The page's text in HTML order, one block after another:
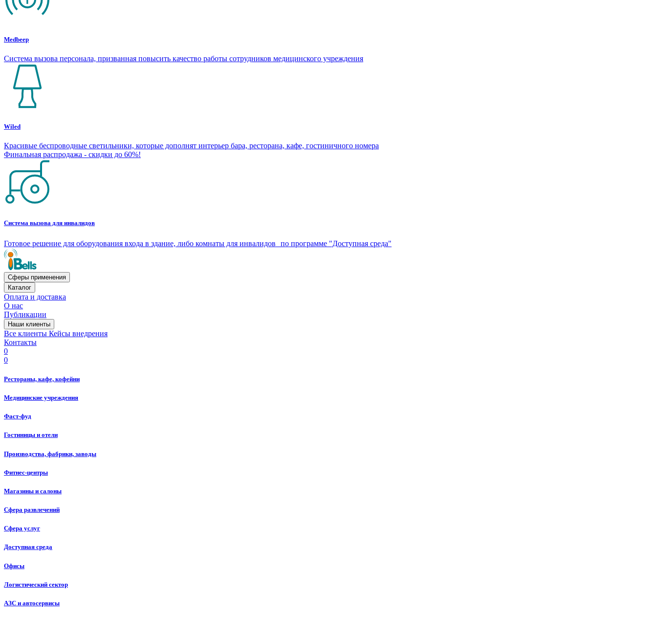
Medbeep
Система вызова персонала, призванная повысить качество работы сотрудников медицинского учреждения
Wiled
Красивые беспроводные светильники, которые дополнят интерьер бара, ресторана, кафе, гостиничного номера
Финальная распродажа - скидки до 60%!
Система вызова для инвалидов
Готовое решение для оборудования входа в здание, либо комнаты для инвалидов по программе "Доступная среда"
Сферы применения
Каталог
Оплата и доставка
О нас
Публикации
Наши клиенты
Все клиенты Кейсы внедрения
Контакты
0
0
Рестораны, кафе, кофейни
Медицинские учреждения
Фаст-фуд
Гостиницы и отели
Производства, фабрики, заводы
Фитнес-центры
Магазины и салоны
Сфера развлечений
Сфера услуг
Доступная среда
Офисы
Логистический сектор
АЗС и автосервисы